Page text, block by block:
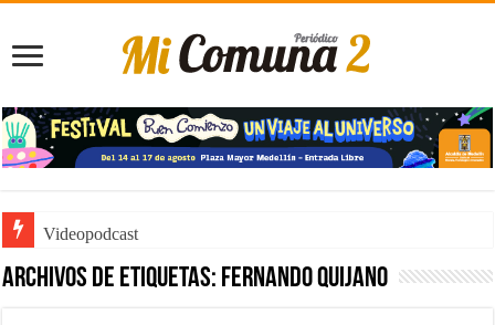
Videopodcast
Archivos de etiquetas: Fernando Quijano